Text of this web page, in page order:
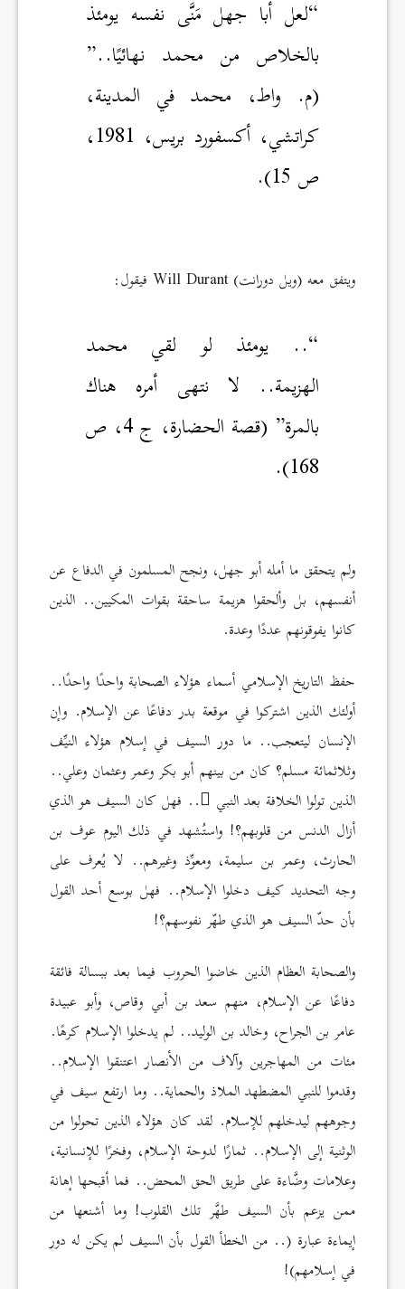
“لعل أبا جهل مَنَّى نفسه يومئذ
بالخلاص من محمد نهائيًا..”
(م. واط، محمد في المدينة،
كراتشي، أكسفورد بريس، 1981،
ص 15).
ويتفق معه (ويل دورانت) Will Durant فيقول:
“.. يومئذ لو لقي محمد
الهزيمة.. لا نتهى أمره هناك
بالمرة” (قصة الحضارة، ج 4، ص
168).
ولم يتحقق ما أمله أبو جهل، ونجح المسلمون في الدفاع عن
أنفسهم، بل وألحقوا هزيمة ساحقة بقوات المكيين.. الذين
كانوا يفوقونهم عددًا وعدة.
حفظ التاريخ الإسلامي أسماء هؤلاء الصحابة واحدًا واحدًا..
أولئك الذين اشتركوا في موقعة بدر دفاعًا عن الإسلام. وإن
الإنسان ليتعجب.. ما دور السيف في إسلام هؤلاء النيِّف
وثلاثمائة مسلم؟ كان من بينهم أبو بكر وعمر وعثمان وعلي..
الذين تولوا الخلافة بعد النبي .. فهل كان السيف هو الذي
أزال الدنس من قلوبهم؟! واستُشهد في ذلك اليوم عوف بن
الحارث، وعمر بن سليمة، ومعوِّذ وغيرهم.. لا يُعرف على
وجه التحديد كيف دخلوا الإسلام.. فهل بوسع أحد القول
بأن حدّ السيف هو الذي طهّر نفوسهم؟!
والصحابة العظام الذين خاضوا الحروب فيما بعد ببسالة فائقة
دفاعًا عن الإسلام، منهم سعد بن أبي وقاص، وأبو عبيدة
عامر بن الجراح، وخالد بن الوليد.. لم يدخلوا الإسلام كرهًا.
مئات من المهاجرين وآلاف من الأنصار اعتنقوا الإسلام..
وقدموا للنبي المضطهد الملاذ والحماية.. وما ارتفع سيف في
وجوههم ليدخلهم للإسلام. لقد كان هؤلاء الذين تحولوا من
الوثنية إلى الإسلام.. ثمارًا لدوحة الإسلام، وفخرًا للإنسانية،
وعلامات وضَّاءة على طريق الحق المحض.. فما أقبحها إهانة
ممن يزعم بأن السيف طهَّر تلك القلوب! وما أشنعها من
إيماءة عبارة (.. من الخطأ القول بأن السيف لم يكن له دور
في إسلامهم)!